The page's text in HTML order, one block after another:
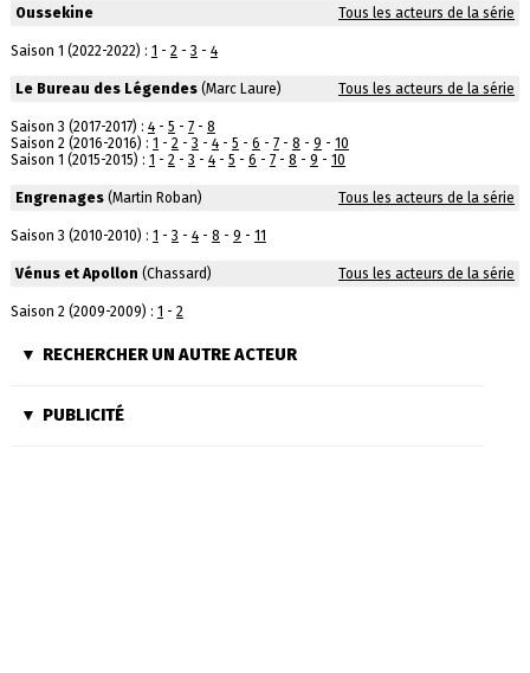
Oussekine Tous les acteurs de la série
Saison 1 (2022-2022) : 1 - 2- 3 - 4
Le Bureau des Légendes(Marc Laure) Tous les acteurs de la série
Saison 3 (2017-2017) : 4- 5 - 7- 8
Saison 2 (2016-2016) : 1 - 2- 3 - 4- 5 - 6 - 7- 8 - 9 - 10
Saison 1 (2015-2015) : 1 - 2- 3 - 4- 5 - 6 - 7- 8 - 9 - 10
Engrenages(Martin Roban) Tous les acteurs de la série
Saison 3 (2010-2010) : 1 - 3 - 4- 8 - 9 - 11
Vénus et Apollon (Chassard) Tous les acteurs de la série
Saison 2 (2009-2009) : 1 - 2
RECHERCHER UN AUTRE ACTEUR
PUBLICITÉ